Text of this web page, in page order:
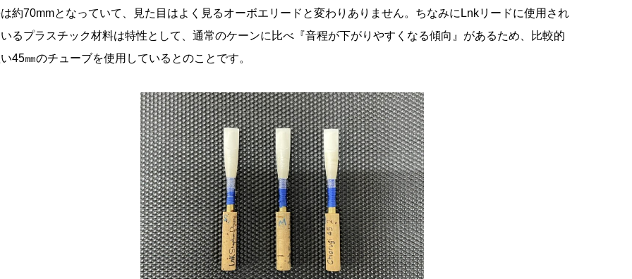
約70mmとなっていて、見た目はよく見るオーボエリードと変わりありません。ちなみにLnkリードに使用され
るプラスチック材料は特性として、通常のケーンに比べ『音程が下がりやすくなる傾向』があるため、比較的
45㎜のチューブを使用しているとのことです。